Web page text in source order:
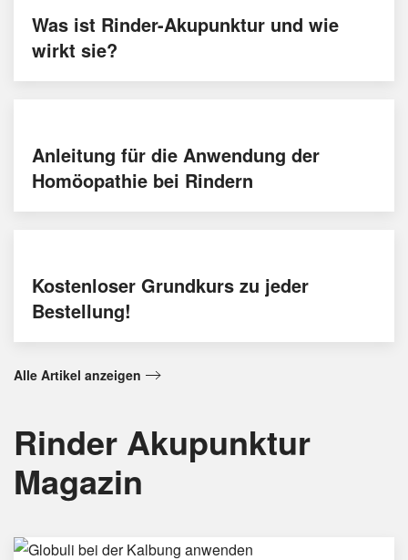
Was ist Rinder-Akupunktur und wie
wirkt sie?
Anleitung für die Anwendung der
Homöopathie bei Rindern
Kostenloser Grundkurs zu jeder
Bestellung!
Alle Artikel anzeigen
Rinder Akupunktur
Magazin